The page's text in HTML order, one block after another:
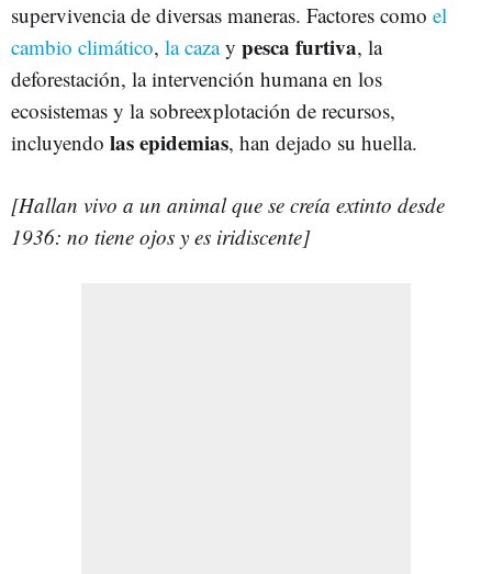
supervivencia de diversas maneras. Factores como el
cambio climático, la cazay pesca furtiva, la
deforestación, la intervención humana en los
ecosistemas y la sobreexplotación de recursos,
incluyendo las epidemias, han dejado su huella.
[Hallan vivo a un animal que se creía extinto desde
1936: no tiene ojos y es iridiscente]